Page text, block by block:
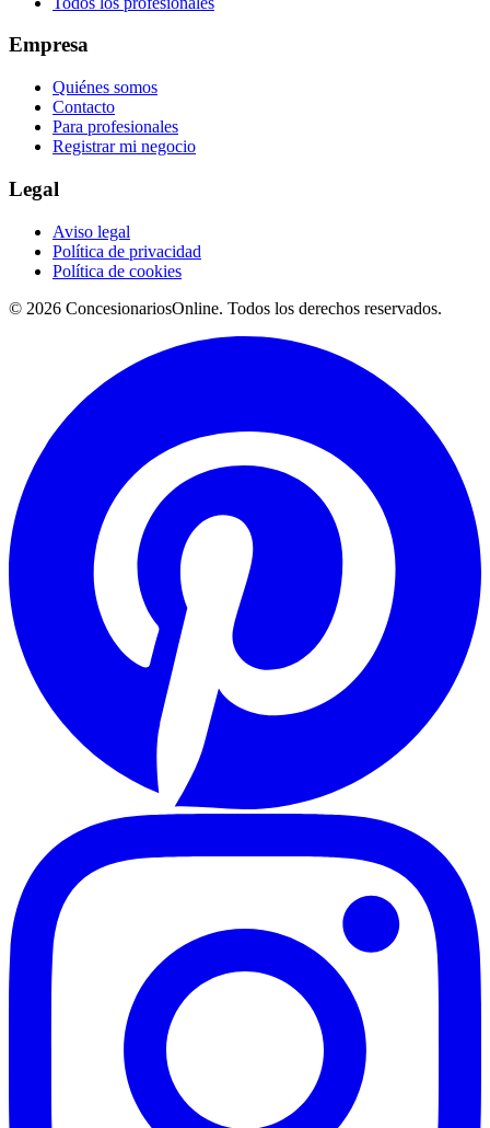
Empresa
Quiénes somos
Contacto
Para profesionales
Registrar mi negocio
Legal
Aviso legal
Política de privacidad
Política de cookies
© 2026 ConcesionariosOnline. Todos los derechos reservados.